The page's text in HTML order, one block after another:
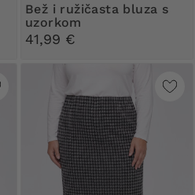
Bež i ružičasta bluza s
uzorkom
41,99 €